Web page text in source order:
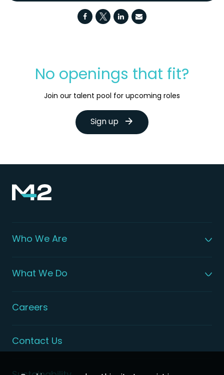
No openings that fit?
Join our talent pool for upcoming roles
Sign up
Who We Are
What We Do
Careers
Contact Us